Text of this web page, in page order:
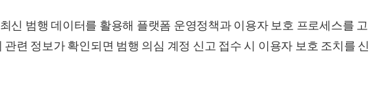
신 범행 데이터를 활용해 플랫폼 운영정책과 이용자 보호 프로세스를 고
관련 정보가 확인되면 범행 의심 계정 신고 접수 시 이용자 보호 조치를 신